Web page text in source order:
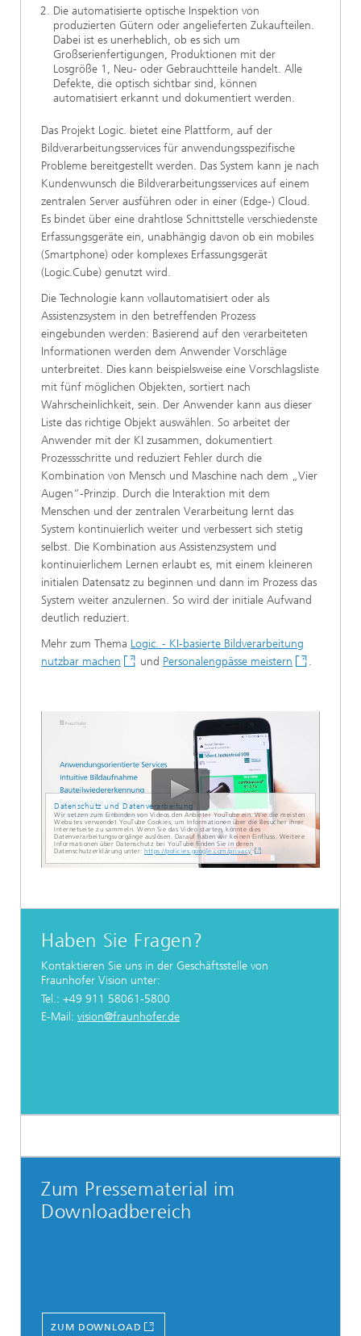
Die automatisierte optische Inspektion von
produzierten Gütern oder angelieferten Zukaufteilen.
Dabei ist es unerheblich, ob es sich um
Großserienfertigungen, Produktionen mit der
Losgröße 1, Neu- oder Gebrauchtteile handelt. Alle
Defekte, die optisch sichtbar sind, können
automatisiert erkannt und dokumentiert werden.
Das Projekt Logic. bietet eine Plattform, auf der
Bildverarbeitungsservices für anwendungsspezifische
Probleme bereitgestellt werden. Das System kann je nach
Kundenwunsch die Bildverarbeitungsservices auf einem
zentralen Server ausführen oder in einer (Edge-) Cloud.
Es bindet über eine drahtlose Schnittstelle verschiedenste
Erfassungsgeräte ein, unabhängig davon ob ein mobiles
(Smartphone) oder komplexes Erfassungsgerät
(Logic.Cube) genutzt wird.
Die Technologie kann vollautomatisiert oder als
Assistenzsystem in den betreffenden Prozess
eingebunden werden: Basierend auf den verarbeiteten
Informationen werden dem Anwender Vorschläge
unterbreitet. Dies kann beispielsweise eine Vorschlagsliste
mit fünf möglichen Objekten, sortiert nach
Wahrscheinlichkeit, sein. Der Anwender kann aus dieser
Liste das richtige Objekt auswählen. So arbeitet der
Anwender mit der KI zusammen, dokumentiert
Prozessschritte und reduziert Fehler durch die
Kombination von Mensch und Maschine nach dem „Vier
Augen“-Prinzip. Durch die Interaktion mit dem
Menschen und der zentralen Verarbeitung lernt das
System kontinuierlich weiter und verbessert sich stetig
selbst. Die Kombination aus Assistenzsystem und
kontinuierlichem Lernen erlaubt es, mit einem kleineren
initialen Datensatz zu beginnen und dann im Prozess das
System weiter anzulernen. So wird der initiale Aufwand
deutlich reduziert.
Mehr zum Thema Logic. - KI-basierte Bildverarbeitung
nutzbar machen
und Personalengpässe meistern .
Datenschutz und Datenverarbeitung
Wir setzen zum Einbinden von Videos den Anbieter YouTube ein. Wie die meisten
Websites verwendet YouTube Cookies, um Informationen über die Besucher ihrer
Internetseite zu sammeln. Wenn Sie das Video starten, könnte dies
Datenverarbeitungsvorgänge auslösen. Darauf haben wir keinen Einfluss. Weitere
Informationen über Datenschutz bei YouTube finden Sie in deren
Datenschutzerklärung unter: https://policies.google.com/privacy
Haben Sie Fragen?
Kontaktieren Sie uns in der Geschäftsstelle von
Fraunhofer Vision unter:
Tel.: +49 911 58061-5800
E-Mail: vision@fraunhofer.de
Zum Pressematerial im
Downloadbereich
ZUM DOWNLOAD